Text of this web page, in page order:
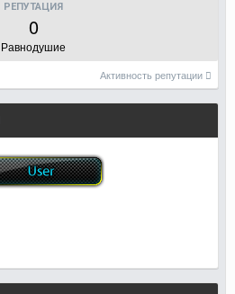
РЕПУТАЦИЯ
0
Равнодушие
Активность репутации